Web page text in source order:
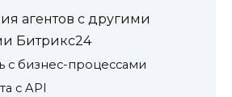
агентов с другими
Битрикс24
с бизнес-процессами
с API